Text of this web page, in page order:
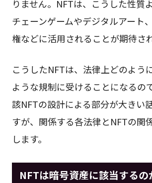
りません。NFTは、こうした性質
チェーンゲームやデジタルアート
権などに活用されることが期待さ
こうしたNFTは、法律上どのよう
ような規制に受けることになるの
該NFTの設計による部分が大きい
すが、関係する各法律とNFTの関
します。
NFTは暗号資産に該当するの